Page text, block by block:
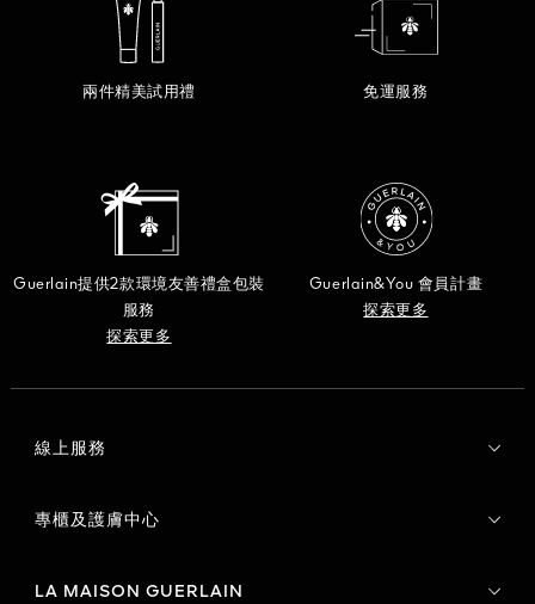
兩件精美試用禮 免運服務
Guerlain提供2款環境友善禮盒包裝
服務
探索更多
Guerlain&You 會員計畫
探索更多
線上服務
專櫃及護膚中心
LA MAISON GUERLAIN